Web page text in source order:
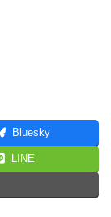
Bluesky
LINE